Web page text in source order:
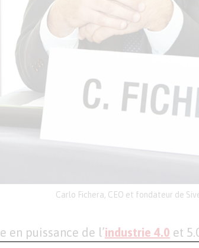
Carlo Fichera, CEO et fondateur de
en puissance de l’industrie 4.0 et